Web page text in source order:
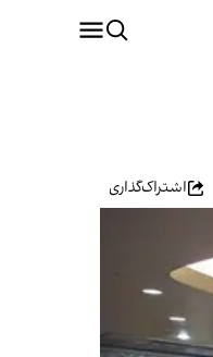
اشتراک‌گذاری